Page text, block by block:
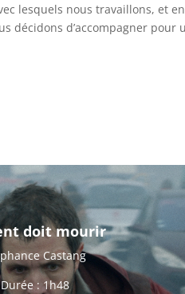
lesquels nous travaillons, et
décidons d’accompagner pour
doit mourir
Castang
Durée : 1h48